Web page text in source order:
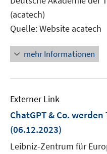
(acatech)
Quelle: Website acatech
mehr Informationen
Externer Link
ChatGPT & Co.
(06.12.2023)
Leibniz-Zentrum für